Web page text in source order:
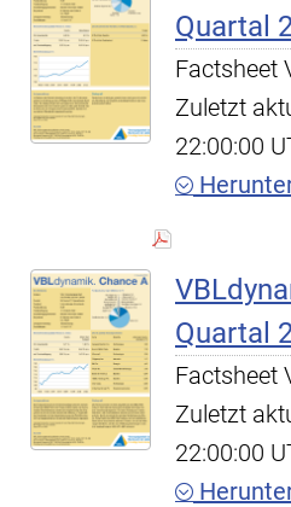
Quartal
Factsheet
Zuletzt
22:00:00
Quartal
Factsheet
Zuletzt
22:00:00